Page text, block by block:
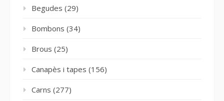
Begudes (29)
Bombons (34)
Brous (25)
Canapès i tapes (156)
Carns (277)